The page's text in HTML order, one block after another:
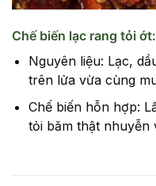
Chế biến lạc rang tỏi ớt:
Nguyên liệu: Lạc,
trên lửa vừa cùng
Chế biến hỗn hợp:
tỏi băm thật nhuyễn